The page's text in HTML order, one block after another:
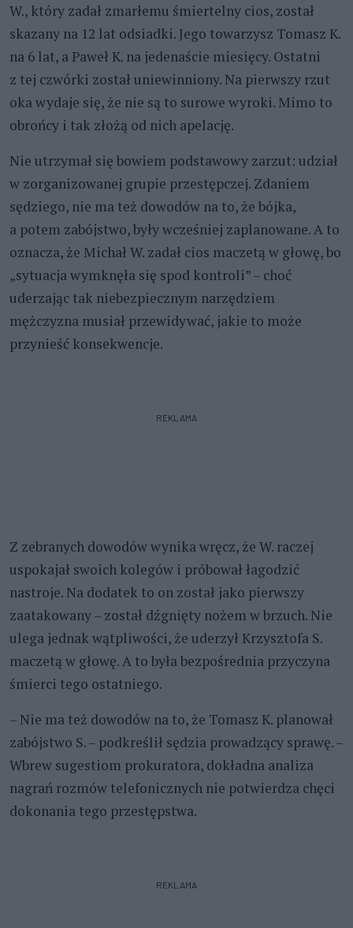
W., który zadał zmarłemu śmiertelny cios, został
skazany na 12 lat odsiadki. Jego towarzysz Tomasz K.
na 6 lat, a Paweł K. na jedenaście miesięcy. Ostatni
z tej czwórki został uniewinniony. Na pierwszy rzut
oka wydaje się, że nie są to surowe wyroki. Mimo to
obrońcy i tak złożą od nich apelację.
Nie utrzymał się bowiem podstawowy zarzut: udział
w zorganizowanej grupie przestępczej. Zdaniem
sędziego, nie ma też dowodów na to, że bójka,
a potem zabójstwo, były wcześniej zaplanowane. A to
oznacza, że Michał W. zadał cios maczetą w głowę, bo
„sytuacja wymknęła się spod kontroli” – choć
uderzając tak niebezpiecznym narzędziem
mężczyzna musiał przewidywać, jakie to może
przynieść konsekwencje.
REKLAMA
Z zebranych dowodów wynika wręcz, że W. raczej
uspokajał swoich kolegów i próbował łagodzić
nastroje. Na dodatek to on został jako pierwszy
zaatakowany – został dźgnięty nożem w brzuch. Nie
ulega jednak wątpliwości, że uderzył Krzysztofa S.
maczetą w głowę. A to była bezpośrednia przyczyna
śmierci tego ostatniego.
– Nie ma też dowodów na to, że Tomasz K. planował
zabójstwo S. – podkreślił sędzia prowadzący sprawę. –
Wbrew sugestiom prokuratora, dokładna analiza
nagrań rozmów telefonicznych nie potwierdza chęci
dokonania tego przestępstwa.
REKLAMA